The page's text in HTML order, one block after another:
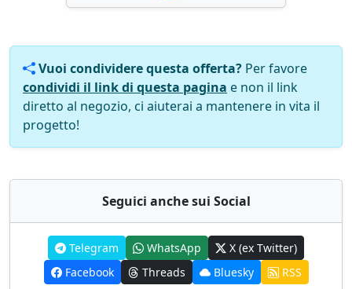
Vuoi condividere questa offerta? Per favore
condividi il link di questa pagina e non il link
diretto al negozio, ci aiuterai a mantenere in vita il
progetto!
Seguici anche sui Social
Telegram WhatsApp
X (ex Twitter)
Facebook
Threads Bluesky RSS